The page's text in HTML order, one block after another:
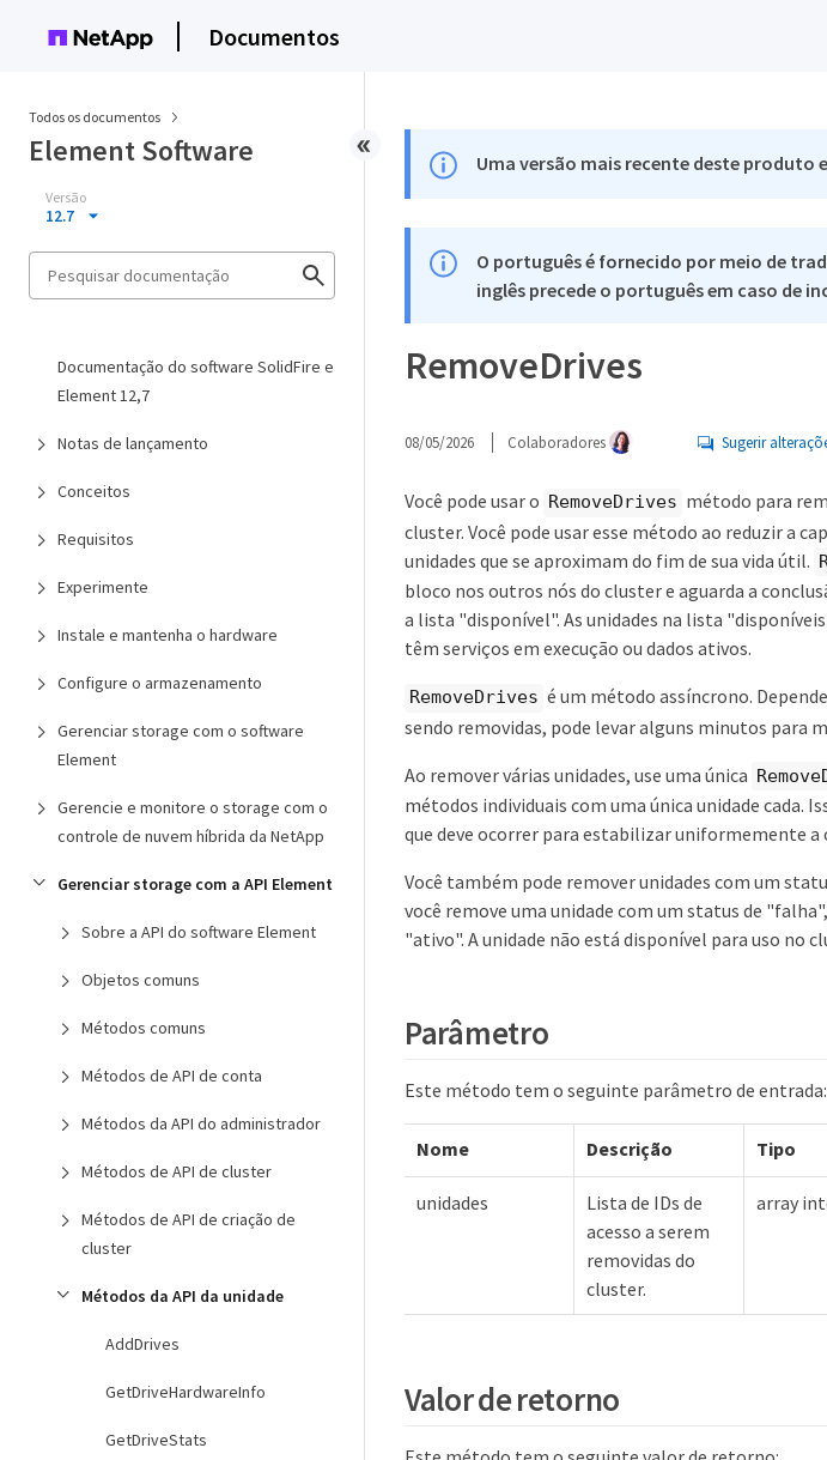
Documentos
Todos os documentos
Element Software
Versão
12.7
Documentação do software SolidFire e
Element 12,7
Notas de lançamento
Conceitos
Requisitos
Experimente
Instale e mantenha o hardware
Configure o armazenamento
Gerenciar storage com o software
Element
Gerencie e monitore o storage com o
controle de nuvem híbrida da NetApp
Gerenciar storage com a API Element
Sobre a API do software Element
Objetos comuns
Métodos comuns
Métodos de API de conta
Métodos da API do administrador
Métodos de API de cluster
Métodos de API de criação de
cluster
Métodos da API da unidade
AddDrives
GetDriveHardwareInfo
GetDriveStats
Uma versão mais recente deste produto
O português é fornecido por meio de
inglês precede o português em caso de
RemoveDrives
08/05/2026 Colaboradores Sugerir
Você pode usar o RemoveDrives método para
cluster. Você pode usar esse método ao reduzir a
unidades que se aproximam do fim de sua vida útil.
bloco nos outros nós do cluster e aguarda a
a lista "disponível". As unidades na lista
têm serviços em execução ou dados ativos.
RemoveDrives é um método assíncrono.
sendo removidas, pode levar alguns minutos para
Ao remover várias unidades, use uma única
métodos individuais com uma única unidade cada.
que deve ocorrer para estabilizar uniformemente a
Você também pode remover unidades com um
você remove uma unidade com um status de
"ativo". A unidade não está disponível para uso no
Parâmetro
Este método tem o seguinte parâmetro de entrada:
Nome Descrição Tipo
unidades
Lista de IDs de
acesso a serem
removidas do
cluster.
array
Valor de retorno